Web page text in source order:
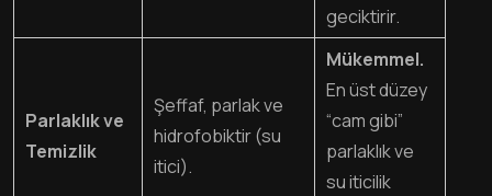
geciktirir.
Parlaklık ve
Temizlik
Şeffaf, parlak ve
hidrofobiktir (su
itici).
Mükemmel.
En üst düzey
“cam gibi”
parlaklık ve
su iticilik